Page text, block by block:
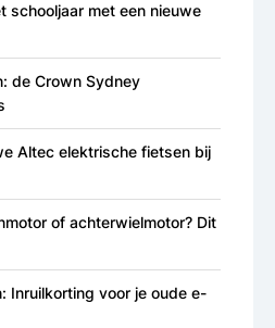
schooljaar met een nieuwe
de Crown Sydney
Altec elektrische fietsen bij
of achterwielmotor? Dit
Inruilkorting voor je oude e-